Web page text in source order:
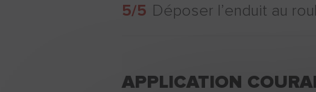
5/5 Déposer l’enduit au
APPLICATION